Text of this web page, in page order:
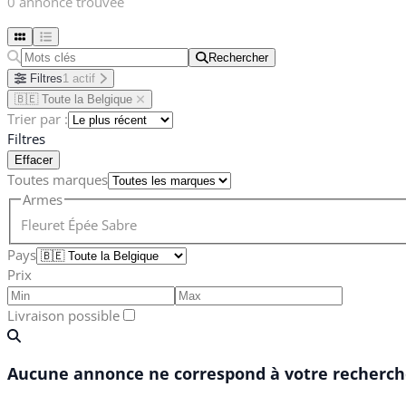
Rechercher
Rechercher
Filtres1 actif
🇧🇪 Toute la Belgique
Trier par :
Filtres
Effacer
Toutes marques
Armes
Fleuret Épée Sabre
Pays
Prix
Livraison possible
Aucune annonce ne correspond à votre